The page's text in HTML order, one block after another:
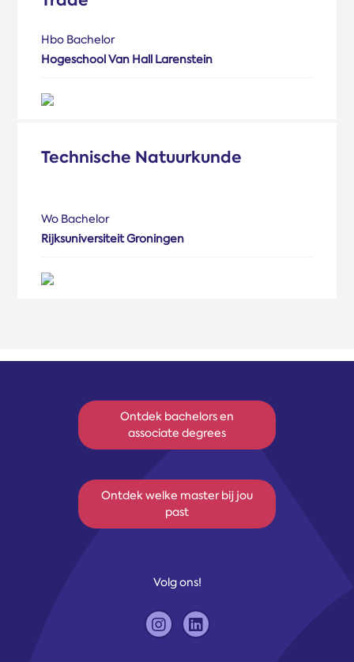
Hbo Bachelor
Hogeschool Van Hall Larenstein
Technische Natuurkunde
Wo Bachelor
Rijksuniversiteit Groningen
Ontdek bachelors en
associate degrees
Ontdek welke master bij jou
past
Volg ons!